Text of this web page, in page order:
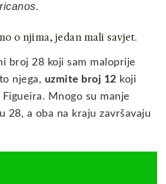
.
o njima, jedan mali savjet.
broj 28 koji sam maloprije
njega, uzmite broj 12 koji
Mnogo su manje
28, a oba na kraju završavaju